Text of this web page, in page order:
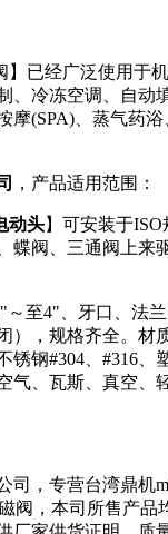
】已经广泛使用于
、冷冻空调、自动
摩(SPA)、蒸气药
，产品适用范围：
动头】可安装于
蝶阀、三通阀上来
～至4"、牙口、法
），规格齐全。材
锈钢#304、#316、
气、瓦斯、真空、
司，专营台湾鼎机
阀，本司所售产品